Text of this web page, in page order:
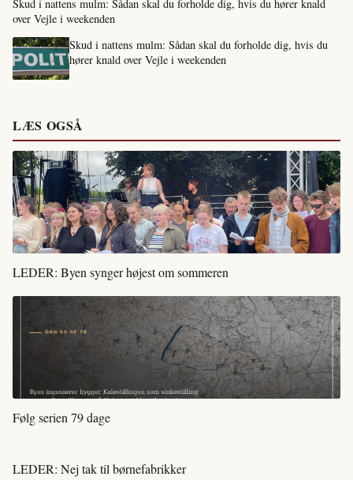
Skud i nattens mulm: Sådan skal du forholde dig, hvis du hører knald
over Vejle i weekenden
Skud i nattens mulm: Sådan skal du forholde dig, hvis du
hører knald over Vejle i weekenden
LÆS OGSÅ
LEDER: Byen synger højest om sommeren
Følg serien 79 dage
LEDER: Nej tak til børnefabrikker